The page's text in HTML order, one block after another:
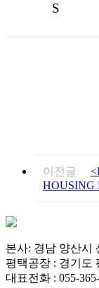
S
이전글
HOUSING
본사: 경남 양산시
평택공장 : 경기도
대표전화 : 055-